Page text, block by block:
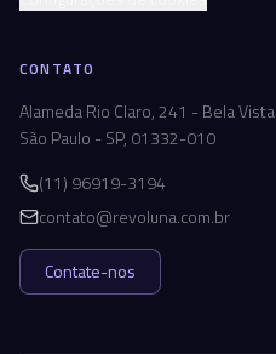
CONTATO
Alameda Rio Claro, 241 - Bela Vista
São Paulo - SP, 01332-010
(11) 96919-3194
contato@revoluna.com.br
Contate-nos